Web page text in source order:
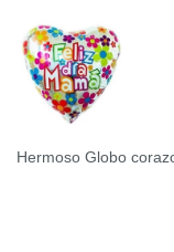
Hermoso Globo